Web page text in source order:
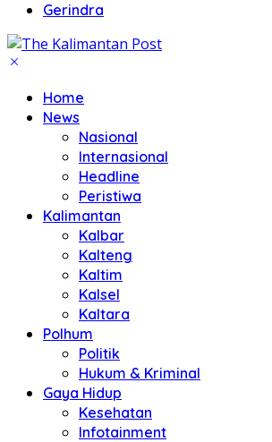
Gerindra
Home
News
Nasional
Internasional
Headline
Peristiwa
Kalimantan
Kalbar
Kalteng
Kaltim
Kalsel
Kaltara
Polhum
Politik
Hukum & Kriminal
Gaya Hidup
Kesehatan
Infotainment